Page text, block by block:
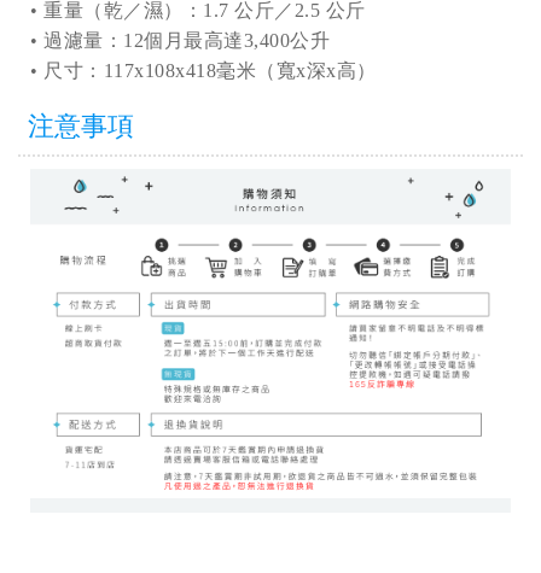
• 重量（乾／濕）：1.7 公斤／2.5 公斤
• 過濾量：12個月最高達3,400公升
• 尺寸：117x108x418毫米（寬x深x高）
注意事項